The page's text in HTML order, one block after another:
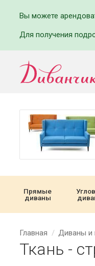
Вы можете
Для получения
Прямые
диваны
Главная Диваны и
Ткань -